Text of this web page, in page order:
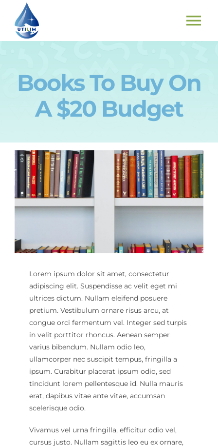
content
PRODUCTOS
COMO FUNCIONA Y RESULTADOS
¿QUIENES SOMOS?
CONTACTO
Mi Cuenta
Books To Buy On
A $20 Budget
Lorem ipsum dolor sit amet, consectetur
adipiscing elit. Suspendisse ac velit eget mi
ultrices dictum. Nullam eleifend posuere
pretium. Vestibulum ornare risus arcu, at
congue orci fermentum vel. Integer sed turpis
in velit porttitor rhoncus. Aenean semper
varius bibendum. Nullam odio leo,
ullamcorper nec suscipit tempus, fringilla a
ipsum. Curabitur placerat ipsum odio, sed
tincidunt lorem pellentesque id. Nulla mauris
erat, dapibus vitae ante vitae, accumsan
scelerisque odio.
Vivamus vel urna fringilla, efficitur odio vel,
cursus justo. Nullam sagittis leo eu ex ornare,